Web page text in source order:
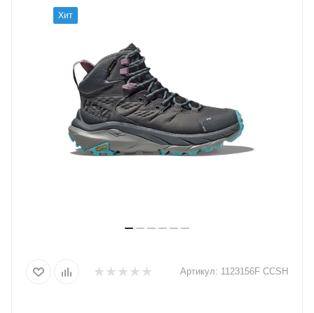
Хит
Артикул: 1123156F CCSH